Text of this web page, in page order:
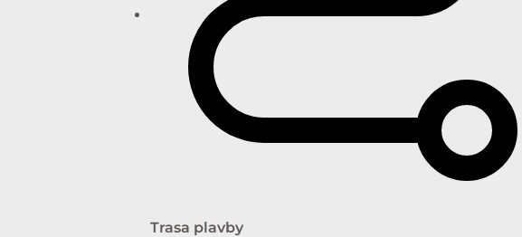
Trasa plavby